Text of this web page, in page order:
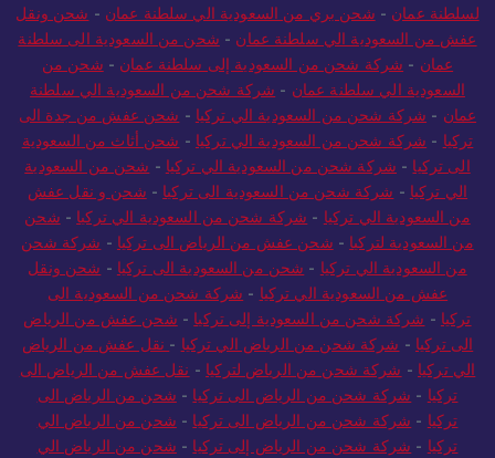
لسلطنة عمان - شحن بري من السعودية الي سلطنة عمان - شحن ونقل
عفش من السعودية الي سلطنة عمان - شحن من السعودية الى سلطنة
عمان - شركة شحن من السعودية إلى سلطنة عمان - شحن من
السعودية الي سلطنة عمان - شركة شحن من السعودية الي سلطنة
عمان - شركة شحن من السعودية الي تركيا - شحن عفش من جدة الى
تركيا - شركة شحن من السعودية الي تركيا - شحن أثاث من السعودية
الى تركيا - شركة شحن من السعودية الي تركيا - شحن من السعودية
الي تركيا - شركة شحن من السعودية الى تركيا - شحن و نقل عفش
من السعودية الي تركيا - شركة شحن من السعودية الي تركيا - شحن
من السعودية لتركيا - شحن عفش من الرياض الى تركيا - شركة شحن
من السعودية الي تركيا - شحن من السعودية الى تركيا - شحن ونقل
عفش من السعودية الي تركيا - شركة شحن من السعودية الى
تركيا - شركة شحن من السعودية إلى تركيا - شحن عفش من الرياض
الى تركيا - شركة شحن من الرياض الي تركيا - نقل عفش من الرياض
الي تركيا - شركة شحن من الرياض لتركيا - نقل عفش من الرياض الى
تركيا - شركة شحن من الرياض الى تركيا - شحن من الرياض الى
تركيا - شركة شحن من الرياض الى تركيا - شحن من الرياض الي
تركيا - شركة شحن من الرياض إلى تركيا - شحن من الرياض الي